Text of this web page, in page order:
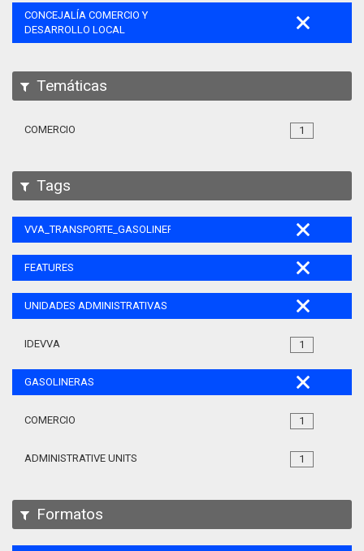
CONCEJALÍA COMERCIO Y
DESARROLLO LOCAL
Temáticas
1
COMERCIO
Tags
VVA_TRANSPORTE_GASOLINERAS_105
FEATURES
UNIDADES ADMINISTRATIVAS
1
IDEVVA
GASOLINERAS
1
COMERCIO
1
ADMINISTRATIVE UNITS
Formatos